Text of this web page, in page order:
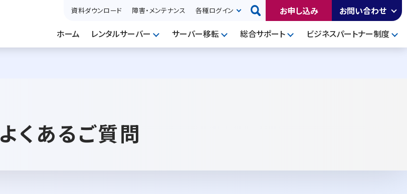
資料ダウンロード 障害・メンテナンス 各種ログイン お申し込み
お問い合わせ
ホーム
レンタルサーバー サーバー移転 総合サポート ビジネスパートナー制度
よくあるご質問